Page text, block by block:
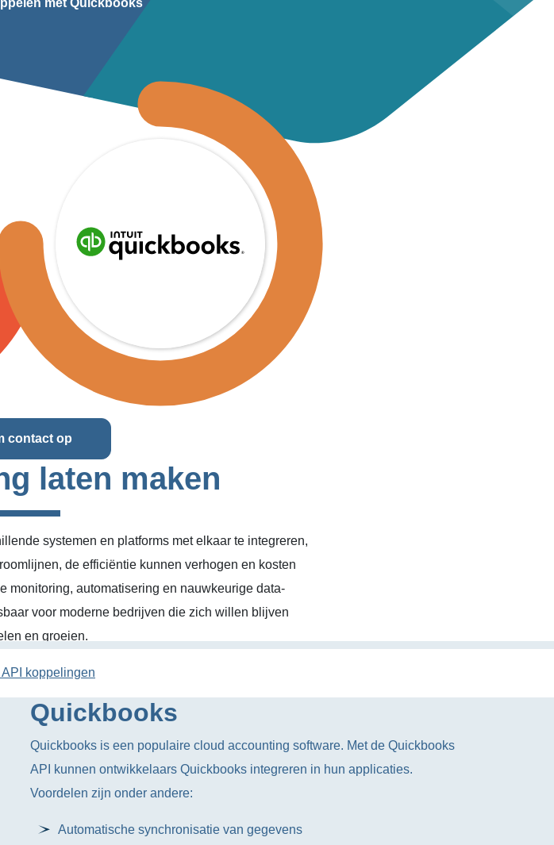
met Quickbooks
contact op
laten maken
systemen en platforms met elkaar te integreren,
de efficiëntie kunnen verhogen en kosten
monitoring, automatisering en nauwkeurige data-
voor moderne bedrijven die zich willen blijven
en groeien.
koppelingen
Quickbooks
Quickbooks is een populaire cloud accounting software. Met de Quickbooks
API kunnen ontwikkelaars Quickbooks integreren in hun applicaties.
Voordelen zijn onder andere:
Automatische synchronisatie van gegevens